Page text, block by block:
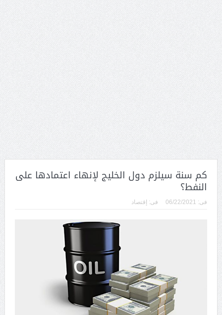
كم سنة سيلزم دول الخليج لإنهاء اعتمادها على
النفط؟
فى: 06/22/2021 فى: إقتصاد